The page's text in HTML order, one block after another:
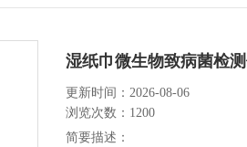
湿纸巾微生物致病菌检
更新时间：2026-08-06
浏览次数：1200
简要描述：